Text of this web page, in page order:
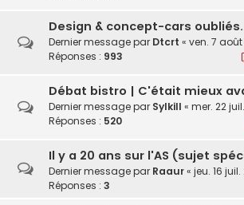
Design & concept-cars
Dernier message par Dtcrt « ven. 7 août
Réponses : 993
Débat bistro | C'était mieux
Dernier message par Sylkill « mer. 22
Réponses : 520
Il y a 20 ans sur l'AS (sujet
Dernier message par Raaur« jeu. 16
Réponses : 3